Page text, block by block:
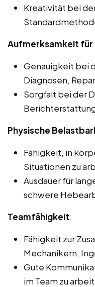
Kreativität bei
Aufmerksamkeit für
Genauigkeit bei
Diagnosen,
Sorgfalt bei der
Physische
Fähigkeit, in
Situationen zu
Ausdauer für
schwere
Teamfähigkeit:
Fähigkeit zur
Mechanikern,
Gute
im Team zu